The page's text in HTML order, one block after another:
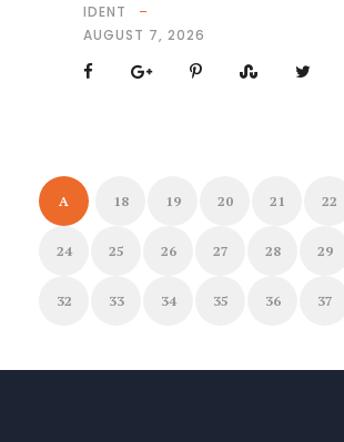
IDENT
AUGUST 7, 2026
A 18 19 20 21 22
24 25 26 27 28 29
32 33 34 35 36 37